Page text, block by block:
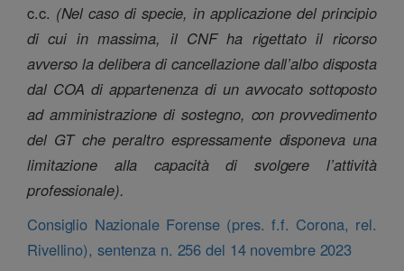
c.c. (Nel caso di specie, in applicazione del principio
di cui in massima, il CNF ha rigettato il ricorso
avverso la delibera di cancellazione dall’albo disposta
dal COA di appartenenza di un avvocato sottoposto
ad amministrazione di sostegno, con provvedimento
del GT che peraltro espressamente disponeva una
limitazione alla capacità di svolgere l’attività
professionale).
Consiglio Nazionale Forense (pres. f.f. Corona, rel.
Rivellino), sentenza n. 256 del 14 novembre 2023